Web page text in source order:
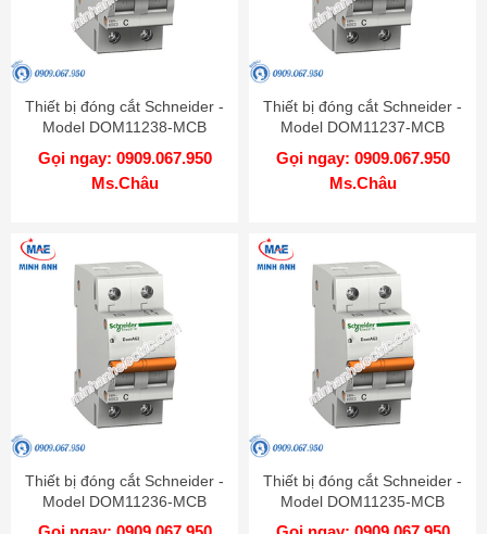
Thiết bị đóng cắt Schneider -
Model DOM11238-MCB
Gọi ngay: 0909.067.950
Ms.Châu
Thiết bị đóng cắt Schneider -
Model DOM11237-MCB
Gọi ngay: 0909.067.950
Ms.Châu
Thiết bị đóng cắt Schneider -
Model DOM11236-MCB
Thiết bị đóng cắt Schneider -
Model DOM11235-MCB